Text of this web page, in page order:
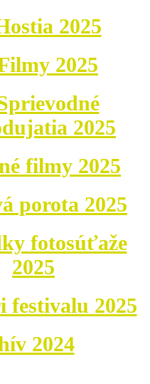
2025
2025
2025
filmy 2025
porota 2025
fotosúťaže
2025
festivalu 2025
2024